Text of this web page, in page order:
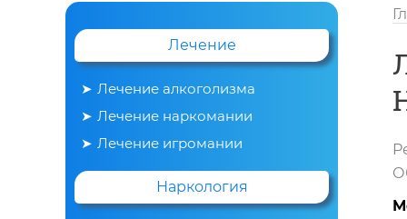
Вывод из запоя
Лечение
Лечение алкоголизма
Лечение наркомании
Лечение игромании
Наркология